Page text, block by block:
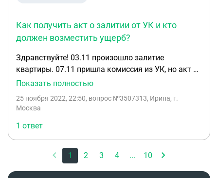
Как получить акт о залитии от УК и кто
должен возместить ущерб?
Здравствуйте! 03.11 произошло залитие
квартиры. 07.11 пришла комиссия из УК, но акт о
залитие мне (как владельцу пострадавшей
Виновник залития "по соседски" ничего
УК на выдачу акта? Каков механизм моих
действий на их бездействие? И кто должен
возместить мне компенсацию за ухудшение моих
жилищных условий, если УК утверждает, что не
знают откуда в мою квартиру поступала вода, т.к.
Показать полностью
25 ноября 2022, 22:50, вопрос №3507313, Ирина, г.
Москва
1 ответ
1 2 3 4 ... 10